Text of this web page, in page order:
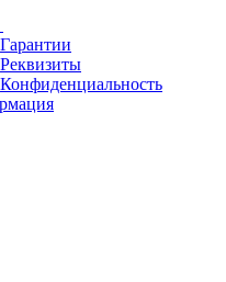
Гарантии
Реквизиты
Конфиденциальность